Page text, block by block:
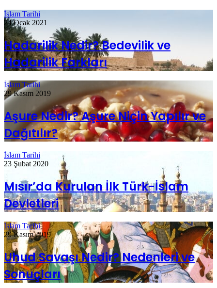
İslam Tarihi
24 Ocak 2021
Hadarilik Nedir? Bedevilik ve
Hadarilik Farkları
İslam Tarihi
29 Kasım 2019
Aşure Nedir? Aşure Niçin Yapılır ve
Dağıtılır?
İslam Tarihi
23 Şubat 2020
Mısır’da Kurulan İlk Türk-İslam
Devletleri
İslam Tarihi
29 Kasım 2019
Uhud Savaşı Nedir? Nedenleri ve
Sonuçları